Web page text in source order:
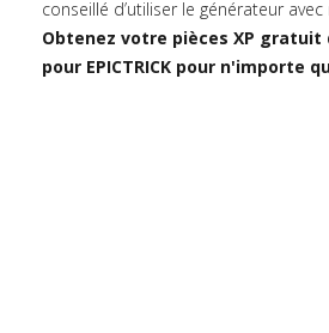
conseillé d’utiliser le générateur
Obtenez votre pièces XP
pour EPICTRICK pour n'importe